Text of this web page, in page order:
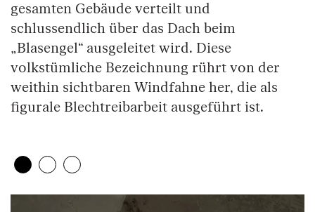
gesamten Gebäude verteilt und
schlussendlich über das Dach beim
„Blasengel“ ausgeleitet wird. Diese
volkstümliche Bezeichnung rührt von der
weithin sichtbaren Windfahne her, die als
figurale Blechtreibarbeit ausgeführt ist.
Überspringe den Bilder Slider
Zeige 1. Element
(Aktuelles Element)
Zeige 2. Element
Zeige 3. Element